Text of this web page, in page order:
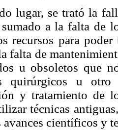
lugar, se trató la
a la falta de
recursos para
falta de
u obsoletos que
quirúrgicos u
y tratamiento de
técnicas
avances científicos y